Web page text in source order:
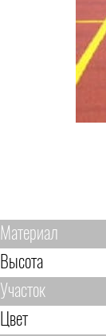
Материал
Высота
Участок
Цвет